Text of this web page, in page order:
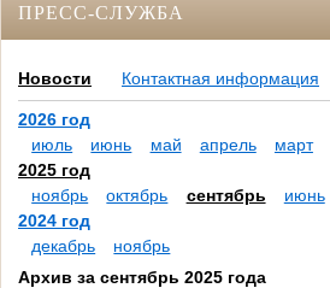
ПРЕСС-СЛУЖБА
Новости Контактная информация
2026 год
июль
июнь май апрель март
2025 год
ноябрь
октябрь сентябрь июнь
2024 год
декабрь
ноябрь
Архив за сентябрь 2025 года